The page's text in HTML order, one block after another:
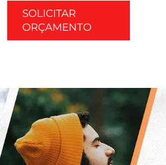
SOLICITAR
ORÇAMENTO